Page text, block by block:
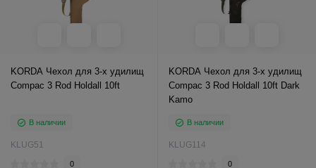
KORDA Чехол для 3-х удилищ
Compac 3 Rod Holdall 10ft
В наличии
KLUG51
0
KORDA Чехол для 3-х удилищ
Compac 3 Rod Holdall 10ft Dark
Kamo
В наличии
KLUG114
0